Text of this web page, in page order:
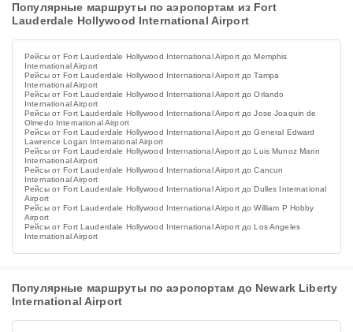
Популярные маршруты по аэропортам из Fort
Lauderdale Hollywood International Airport
Рейсы от Fort Lauderdale Hollywood International Airport до Memphis
International Airport
Рейсы от Fort Lauderdale Hollywood International Airport до Tampa
International Airport
Рейсы от Fort Lauderdale Hollywood International Airport до Orlando
International Airport
Рейсы от Fort Lauderdale Hollywood International Airport до Jose Joaquin de
Olmedo International Airport
Рейсы от Fort Lauderdale Hollywood International Airport до General Edward
Lawrence Logan International Airport
Рейсы от Fort Lauderdale Hollywood International Airport до Luis Munoz Marin
International Airport
Рейсы от Fort Lauderdale Hollywood International Airport до Cancun
International Airport
Рейсы от Fort Lauderdale Hollywood International Airport до Dulles International
Airport
Рейсы от Fort Lauderdale Hollywood International Airport до William P Hobby
Airport
Рейсы от Fort Lauderdale Hollywood International Airport до Los Angeles
International Airport
Популярные маршруты по аэропортам до Newark Liberty
International Airport